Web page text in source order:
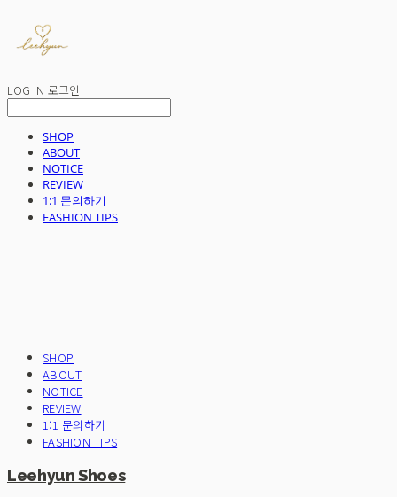
LOG IN 로그인
SHOP
ABOUT
NOTICE
REVIEW
1:1 문의하기
FASHION TIPS
SHOP
ABOUT
NOTICE
REVIEW
1:1 문의하기
FASHION TIPS
Leehyun Shoes